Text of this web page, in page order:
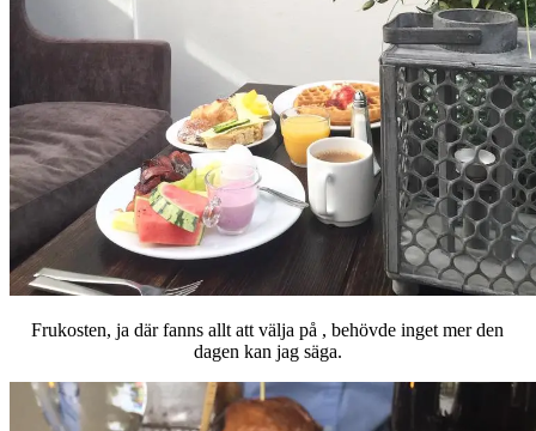
Frukosten, ja där fanns allt att välja på , behövde inget mer den
dagen kan jag säga.